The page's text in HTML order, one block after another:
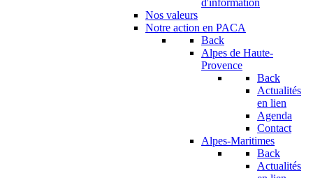
d'information
Nos valeurs
Notre action en PACA
Back
Alpes de Haute-
Provence
Back
Actualités
en lien
Agenda
Contact
Alpes-Maritimes
Back
Actualités